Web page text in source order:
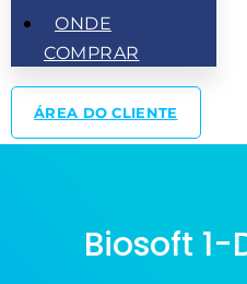
ONDE
COMPRAR
ÁREA DO CLIENTE
Biosoft 1-